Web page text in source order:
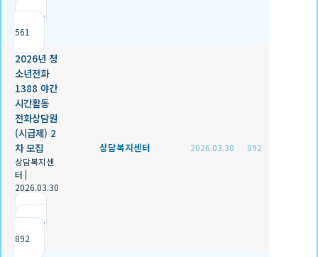
조회
561
2026년 청
소년전화
1388 야간
시간활동
전화상담원
(시급제) 2
차 모집
상담복지센
터 |
2026.03.30
|
조회
892
상담복지센터 2026.03.30 892